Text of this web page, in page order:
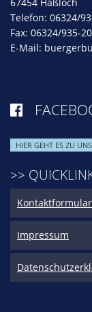
Telefon: 06324/
Fax: 06324/935-
E-Mail:

HIER GEHT ES ZU
>>
Kontaktformular
Impressum